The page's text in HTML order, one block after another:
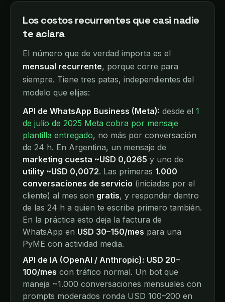
Los costos recurrentes que casi nadie
te aclara
El número que de verdad importa es el
mensual recurrente, porque corre para
siempre. Tiene tres patas, independientes del
modelo que elijas:
API de WhatsApp Business (Meta): desde el 1
de julio de 2025 Meta cobra por mensaje
plantilla entregado, no más por conversación
de 24 h. En Argentina, un mensaje de
marketing cuesta ~USD 0,0265 y uno de
utility ~USD 0,0072. Las primeras 1.000
conversaciones de servicio (iniciadas por el
cliente) al mes son gratis, y responder dentro
de las 24 h a quien te escribe primero también.
En la práctica esto deja la factura de
WhatsApp en USD 30–150/mes para una
PyME con actividad media.
API de IA (OpenAI / Anthropic): USD 20–
100/mes con tráfico normal. Un bot que
maneja ~1.000 conversaciones mensuales con
prompts moderados ronda USD 100–200 en